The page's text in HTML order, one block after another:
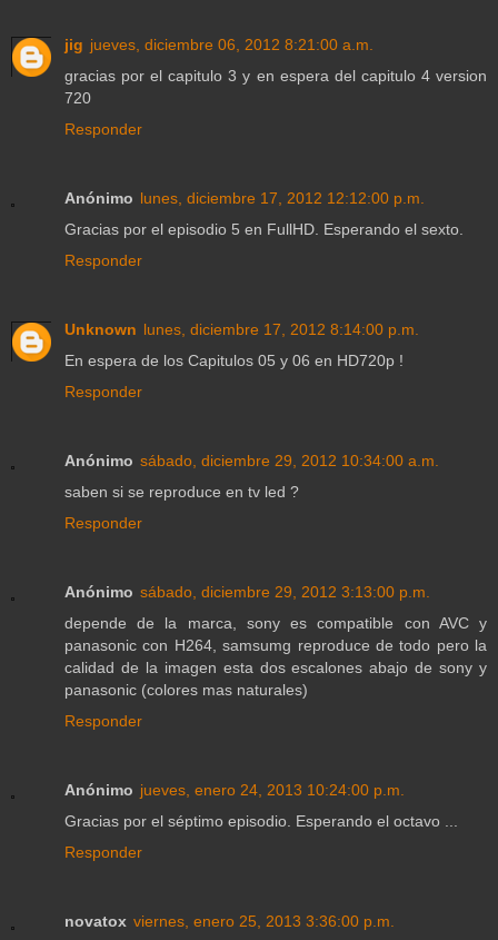
jig jueves, diciembre 06, 2012 8:21:00 a.m.
gracias por el capitulo 3 y en espera del capitulo 4 version
720
Responder
Anónimo lunes, diciembre 17, 2012 12:12:00 p.m.
Gracias por el episodio 5 en FullHD. Esperando el sexto.
Responder
Unknown lunes, diciembre 17, 2012 8:14:00 p.m.
En espera de los Capitulos 05 y 06 en HD720p !
Responder
Anónimo sábado, diciembre 29, 2012 10:34:00 a.m.
saben si se reproduce en tv led ?
Responder
Anónimo sábado, diciembre 29, 2012 3:13:00 p.m.
depende de la marca, sony es compatible con AVC y
panasonic con H264, samsumg reproduce de todo pero la
calidad de la imagen esta dos escalones abajo de sony y
panasonic (colores mas naturales)
Responder
Anónimo jueves, enero 24, 2013 10:24:00 p.m.
Gracias por el séptimo episodio. Esperando el octavo ...
Responder
novatox viernes, enero 25, 2013 3:36:00 p.m.